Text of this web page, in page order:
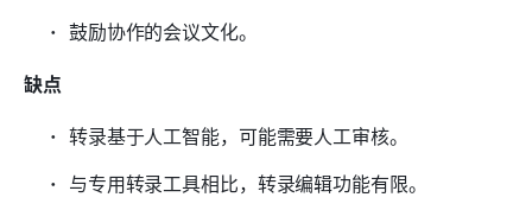
鼓励协作的会议文化。
缺点
转录基于人工智能，可能需要人工审核。
与专用转录工具相比，转录编辑功能有限。